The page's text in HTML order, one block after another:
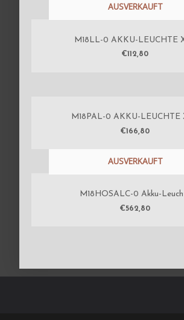
AUSVERKAUFT
M18LL-0 AKKU-LEUCHTE
€ 112,80
M18PAL-0 AKKU-LEUCHTE
€ 166,80
AUSVERKAUFT
M18HOSALC-0 Akku-
€562,80